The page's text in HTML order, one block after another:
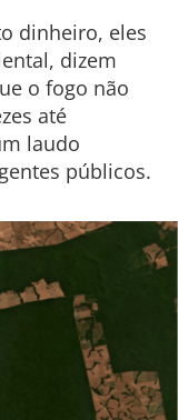
dinheiro, eles
dizem
o fogo não
até
laudo
públicos.